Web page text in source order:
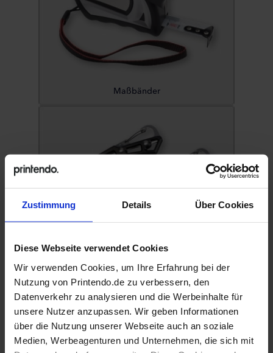
Zustimmung Details Über Cookies
Diese Webseite verwendet Cookies
Wir verwenden Cookies, um Ihre Erfahrung bei der
Nutzung von Printendo.de zu verbessern, den
Datenverkehr zu analysieren und die Werbeinhalte für
unsere Nutzer anzupassen. Wir geben Informationen
über die Nutzung unserer Webseite auch an soziale
Medien, Werbeagenturen und Unternehmen, die sich mit
Maßbänder
Messer und Taschenmesser